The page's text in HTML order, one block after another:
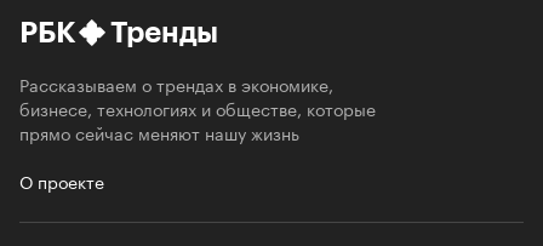
РБК Тренды
Рассказываем о трендах в экономике,
бизнесе, технологиях и обществе, которые
прямо сейчас меняют нашу жизнь
О проекте